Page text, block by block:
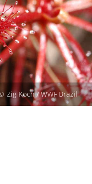
Zig Koch / WWF Brazil